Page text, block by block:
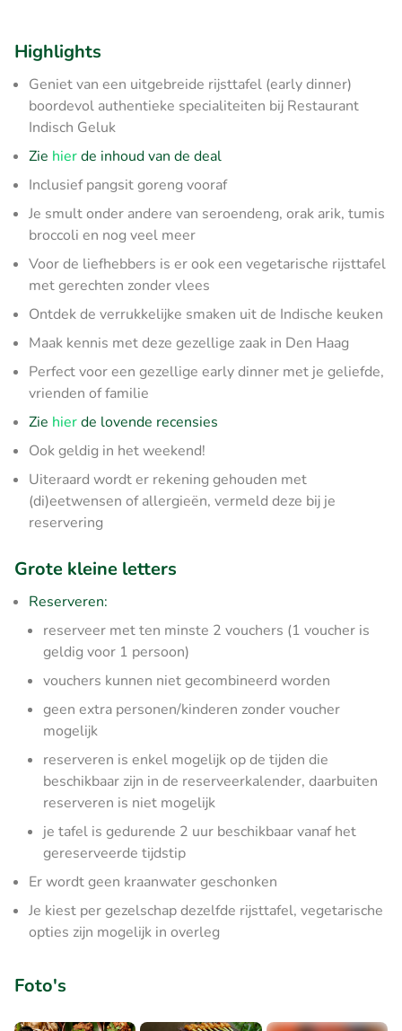
Highlights
Geniet van een uitgebreide rijsttafel (early dinner)
boordevol authentieke specialiteiten bij Restaurant
Indisch Geluk
Zie hierde inhoud van de deal
Inclusief pangsit goreng vooraf
Je smult onder andere van seroendeng, orak arik, tumis
broccoli en nog veel meer
Voor de liefhebbers is er ook een vegetarische rijsttafel
met gerechten zonder vlees
Ontdek de verrukkelijke smaken uit de Indische keuken
Maak kennis met deze gezellige zaak in Den Haag
Perfect voor een gezellige early dinner met je geliefde,
vrienden of familie
Zie hierde lovende recensies
Ook geldig in het weekend!
Uiteraard wordt er rekening gehouden met
(di)eetwensen of allergieën, vermeld deze bij je
reservering
Grote kleine letters
Reserveren:
reserveer met ten minste 2 vouchers (1 voucher is
geldig voor 1 persoon)
vouchers kunnen niet gecombineerd worden
geen extra personen/kinderen zonder voucher
mogelijk
reserveren is enkel mogelijk op de tijden die
beschikbaar zijn in de reserveerkalender, daarbuiten
reserveren is niet mogelijk
je tafel is gedurende 2 uur beschikbaar vanaf het
gereserveerde tijdstip
Er wordt geen kraanwater geschonken
Je kiest per gezelschap dezelfde rijsttafel, vegetarische
opties zijn mogelijk in overleg
Foto's